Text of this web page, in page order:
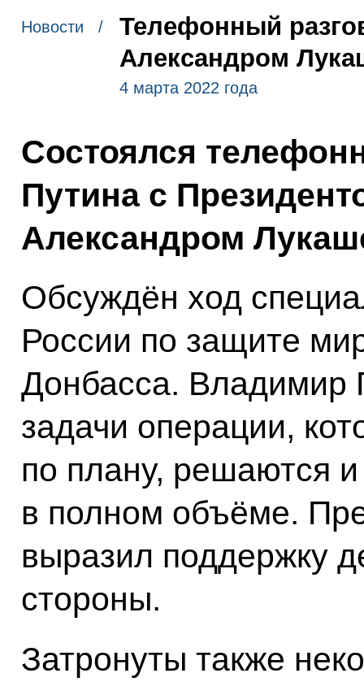
Новости /
Телефонный
Александром
4 марта 2022 года
Состоялся
Путина с
Александром
Обсуждён ход
России по защите
Донбасса. Владимир
задачи операции,
по плану, решаются
в полном объёме.
выразил поддержку
стороны.
Затронуты также